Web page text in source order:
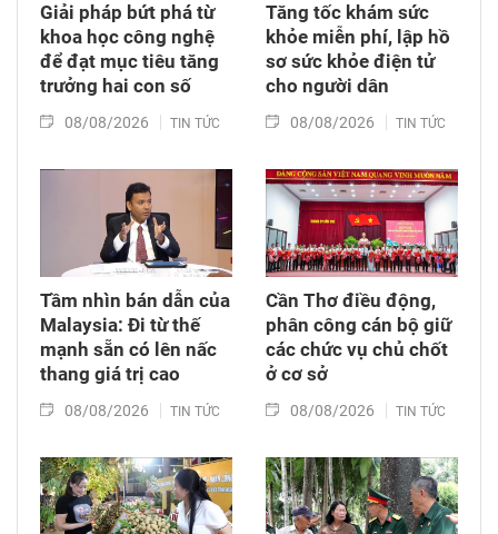
Giải pháp bứt phá từ
khoa học công nghệ
để đạt mục tiêu tăng
trưởng hai con số
08/08/2026 TIN TỨC
Tăng tốc khám sức
khỏe miễn phí, lập hồ
sơ sức khỏe điện tử
cho người dân
08/08/2026 TIN TỨC
Tầm nhìn bán dẫn của
Malaysia: Đi từ thế
mạnh sẵn có lên nấc
thang giá trị cao
08/08/2026 TIN TỨC
Cần Thơ điều động,
phân công cán bộ giữ
các chức vụ chủ chốt
ở cơ sở
08/08/2026 TIN TỨC